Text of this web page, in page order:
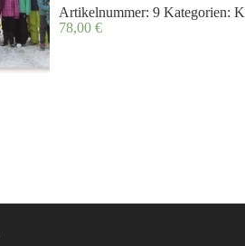
Artikelnummer: 9 Kategorien:
78,00 €